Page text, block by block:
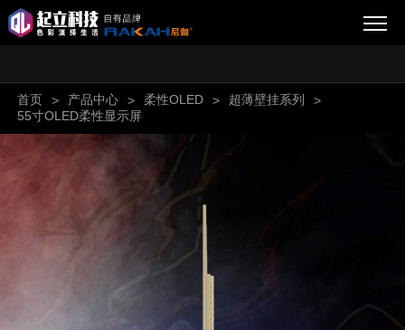
首页 > 产品中心 > 柔性OLED > 超薄壁挂系列
>
55寸OLED柔性显示屏